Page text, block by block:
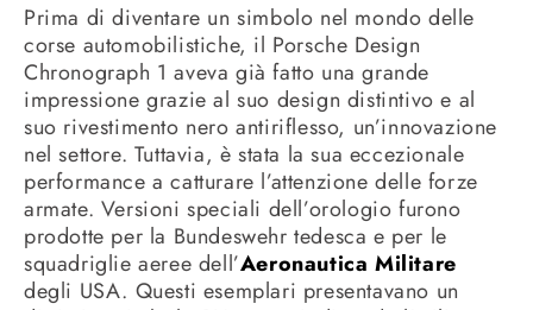
Prima di diventare un simbolo nel mondo delle
corse automobilistiche, il Porsche Design
Chronograph 1 aveva già fatto una grande
impressione grazie al suo design distintivo e al
suo rivestimento nero antiriflesso, un’innovazione
nel settore. Tuttavia, è stata la sua eccezionale
performance a catturare l’attenzione delle forze
armate. Versioni speciali dell’orologio furono
prodotte per la Bundeswehr tedesca e per le
squadriglie aeree dell’Aeronautica Militare
degli USA. Questi esemplari presentavano un